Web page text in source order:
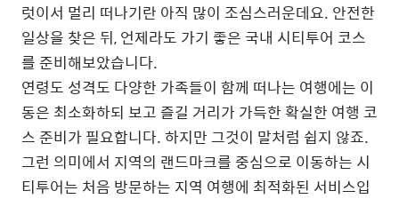
럿이서 멀리 떠나기란 아직 많이 조심스러운데요. 안전한
일상을 찾은 뒤, 언제라도 가기 좋은 국내 시티투어 코스
를 준비해보았습니다.
연령도 성격도 다양한 가족들이 함께 떠나는 여행에는 이
동은 최소화하되 보고 즐길 거리가 가득한 확실한 여행 코
스 준비가 필요합니다. 하지만 그것이 말처럼 쉽지 않죠.
그런 의미에서 지역의 랜드마크를 중심으로 이동하는 시
티투어는 처음 방문하는 지역 여행에 최적화된 서비스입